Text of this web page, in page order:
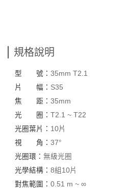
規格說明
型 號： 35mm T2.1
片 幅： S35
焦 距： 35mm
光 圈： T2.1 ~ T22
光圈葉片： 10片
視 角： 37°
光圈環： 無級光圈
光學結構： 8組10片
對焦範圍： 0.51 m ~ ∞